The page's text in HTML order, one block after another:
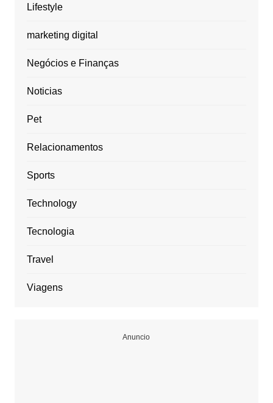
Lifestyle
marketing digital
Negócios e Finanças
Noticias
Pet
Relacionamentos
Sports
Technology
Tecnologia
Travel
Viagens
Anuncio